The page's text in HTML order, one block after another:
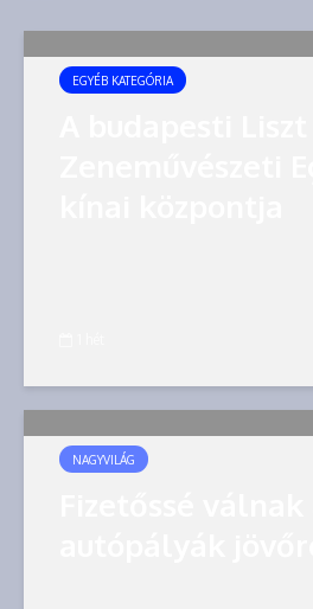
EGYÉB KATEGÓRIA
NAGYVILÁG